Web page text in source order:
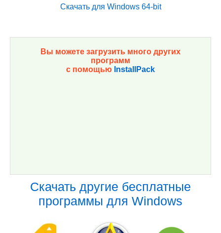
Скачать для Windows 64-bit
Вы можете загрузить много других
программ
с помощью InstallPack
Скачать другие бесплатные
программы для Windows